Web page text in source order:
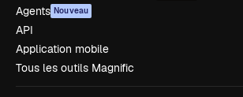
Agents Nouveau
API
Application mobile
Tous les outils Magnific